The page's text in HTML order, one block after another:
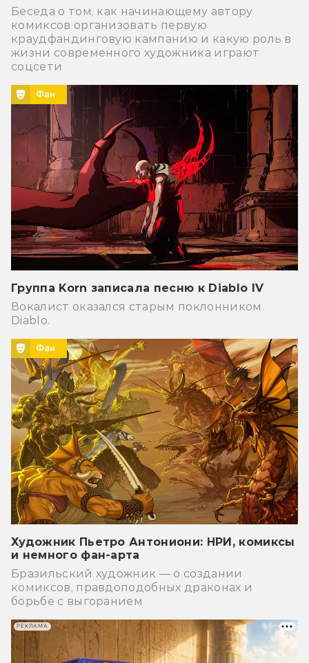
Беседа о том, как начинающему автору
комиксов организовать первую
краудфандинговую кампанию и какую роль в
жизни современного художника играют
соцсети
Фан
Группа Korn записала песню к Diablo IV
Вокалист оказался старым поклонником
Diablo.
Фан
Художник Пьетро Антониони: НРИ, комиксы
и немного фан-арта
Бразильский художник — о создании
комиксов, правдоподобных драконах и
борьбе с выгоранием
РЕКЛАМА